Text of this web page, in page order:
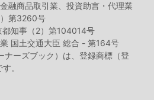
融商品取引業、投資助言・代理業
第3260号
知事（2）第104014号
国土交通大臣 総合 - 第164号
ーズブック）は、登録商標（登
。